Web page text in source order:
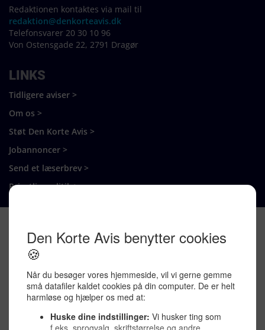
Redaktionen kontaktes via mail til
redaktion@denkorteavis.dk
Telefonsvarer 20 30 10 96
Von Ostensgade 22, 2791 Dragør
LINKS
Tidligere aviser >
Om os >
Støt Den Korte Avis >
Jobannoncer >
Send et læserbrev >
Privatlivspolitik >